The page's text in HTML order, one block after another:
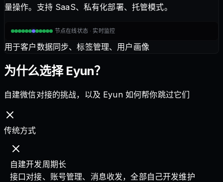
量操作。支持 SaaS、私有化部署、托管模式。
节点在线状态 · 实时监控
用于客户数据同步、标签管理、用户画像
为什么选择 Eyun？
自建微信对接的挑战，以及 Eyun 如何帮你跳过它们
传统方式
自建开发周期长
接口对接、账号管理、消息收发，全部自己开发维护